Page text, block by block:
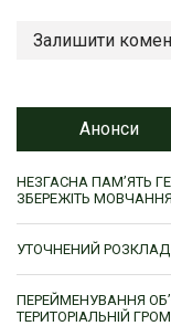
Залишити
Анонси
НЕЗГАСНА ПАМ’ЯТЬ
ЗБЕРЕЖІТЬ
УТОЧНЕНИЙ РОЗКЛАД
ПЕРЕЙМЕНУВАННЯ
ТЕРИТОРІАЛЬНІЙ